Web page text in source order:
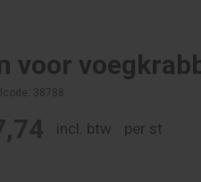
voor
38788
incl. btw per st